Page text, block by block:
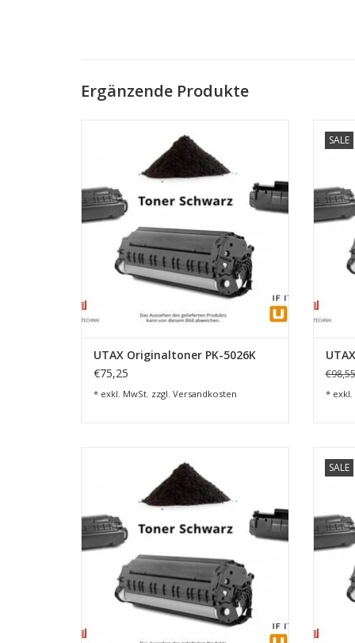
Ergänzende Produkte
Seiten
ZUM WARENKORB HINZUFÜGEN
UTAX Originaltoner PK-5026K
€75,25
* exkl. MwSt. zzgl. Versandkosten
SALE
€98,55
* exkl.
Seiten
ZUM WARENKORB HINZUFÜGEN
SALE